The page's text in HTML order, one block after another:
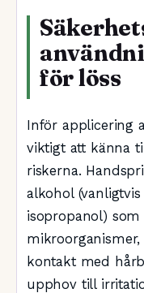
för löss
Inför applicering
viktigt att känna
riskerna.
alkohol
isopropanol)
kontakt med
upphov till